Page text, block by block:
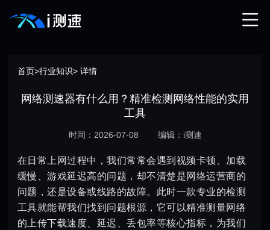
首页>行业知识> 详情
网络测速器有什么用？精准检测网络性能的实用
工具
时间：2026-07-08 编辑：i测速
在日常上网过程中，我们常常会遇到视频卡顿、加载
缓慢、游戏延迟高的问题，却不清楚是网络运营商的
问题，还是设备或线路的故障。此时一款专业的检测
工具就能帮我们找到问题根源，它可以精准测量网络
的上传下载速度、延迟、丢包率等核心指标，为我们